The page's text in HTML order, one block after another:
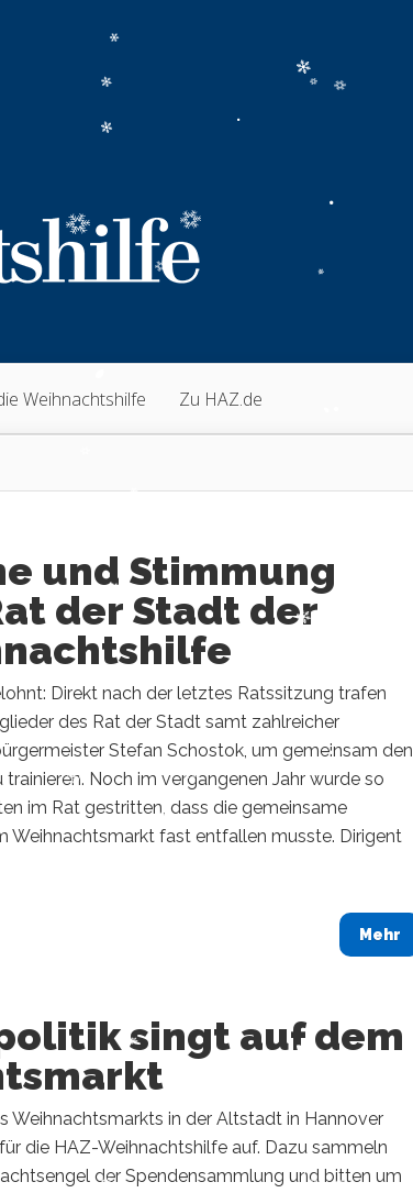
Weihnachtshilfe Zu HAZ.de
und Stimmung
der Stadt der
Direkt nach der letztes Ratssitzung trafen
des Rat der Stadt samt zahlreicher
Stefan Schostok, um gemeinsam den
Noch im vergangenen Jahr wurde so
im Rat gestritten, dass die gemeinsame
Weihnachtsmarkt fast entfallen musste. Dirigent
Mehr
singt auf dem
Weihnachtsmarkts in der Altstadt in Hannover
die HAZ-Weihnachtshilfe auf. Dazu sammeln
der Spendensammlung und bitten um